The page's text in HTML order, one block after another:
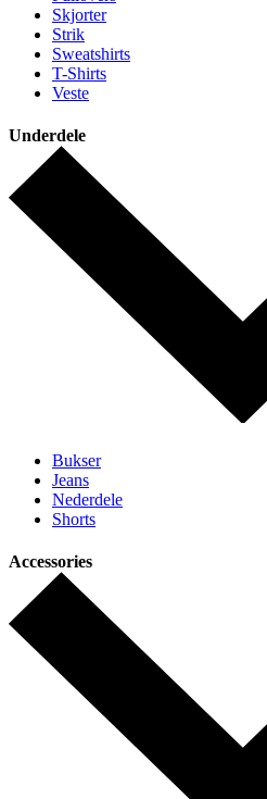
Skjorter
Strik
Sweatshirts
T-Shirts
Veste
Underdele
Bukser
Jeans
Nederdele
Shorts
Accessories